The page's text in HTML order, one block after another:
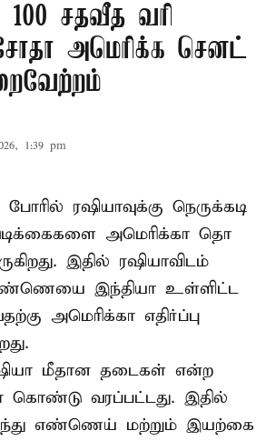
100 சதவீத வரி
அமெரிக்க செனட்
1:39 pm
ரஷியாவுக்கு நெருக்கடி
அமெரிக்கா தொ
இதில் ரஷியாவிடம்
இந்தியா உள்ளிட்ட
அமெரிக்கா எதிர்ப்பு
மீதான தடைகள் என்ற
கொண்டு வரப்பட்டது. இதில்
எண்ணெய் மற்றும் இயற்கை